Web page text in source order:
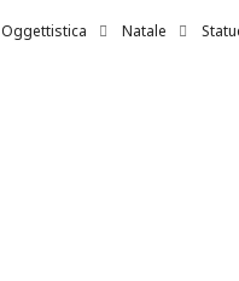
Oggettistica Natale